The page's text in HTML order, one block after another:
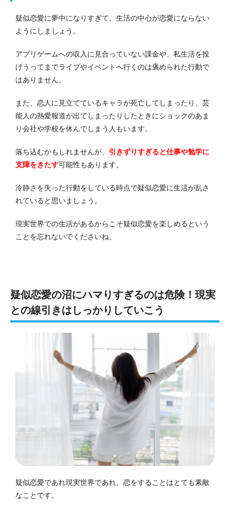
疑似恋愛に夢中になりすぎて、生活の中心が恋愛にならない
ようにしましょう。
アプリゲームへの収入に見合っていない課金や、私生活を投
げうってまでライブやイベントへ行くのは褒められた行動で
はありません。
また、恋人に見立てているキャラが死亡してしまったり、芸
能人の熱愛報道が出てしまったりしたときにショックのあま
り会社や学校を休んでしまう人もいます。
落ち込むかもしれませんが、 引きずりすぎると仕事や勉学に
支障をきたす可能性もあります。
冷静さを失った行動をしている時点で疑似恋愛に生活が乱さ
れていると思いましょう。
現実世界での生活があるからこそ疑似恋愛を楽しめるという
ことを忘れないでくださいね。
疑似恋愛の沼にハマりすぎるのは危険！現実
との線引きはしっかりしていこう
疑似恋愛であれ現実世界であれ、恋をすることはとても素敵
なことです。